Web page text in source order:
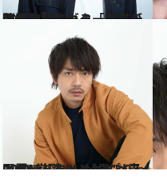
2015.11.6
監督作『モーターズ』が劇場公開される「黒猫チェルシー」ヴォーカル・渡辺大知
カルチャー
2016.8.13
CREA厳選！ イケメン青田買い【まとめ】 ぴりっとホットな“いい男”ベスト10
カルチャー